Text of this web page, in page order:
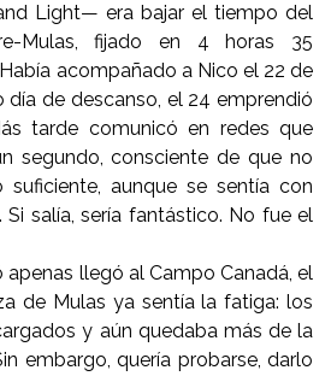
Light— era bajar el tiempo del
Mulas, fijado en 4 horas 35
acompañado a Nico el 22 de
día de descanso, el 24 emprendió
tarde comunicó en redes que
segundo, consciente de que no
suficiente, aunque se sentía con
salía, sería fantástico. No fue el
apenas llegó al Campo Canadá, el
de Mulas ya sentía la fatiga: los
y aún quedaba más de la
embargo, quería probarse, darlo